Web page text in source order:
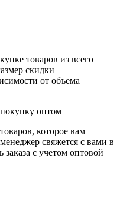
товаров из всего
скидки
от объема
оптом
которое вам
свяжется с вами в
заказа с учетом оптовой